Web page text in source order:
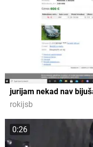
jurijam nekad nav
rokijsb
0:26